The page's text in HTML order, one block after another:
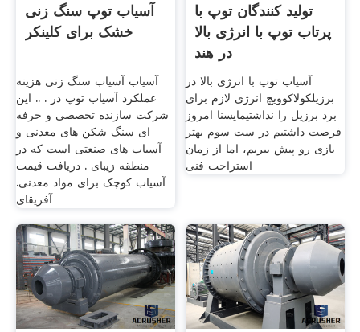
آسیاب توپ سنگ زنی
خشک برای کلینکر
آسیاب آسیاب سنگ زنی هزینه
عملکرد آسیاب توپ در . .. این
شرکت سازنده تخصصی و حرفه
ای سنگ شکن های معدنی و
آسیاب های صنعتی است که در
منطقه زیبای . دریافت قیمت
آسیاب کوچک برای مواد معدنی.
آفریقای
تولید کنندگان توپ با
پرتاب توپ با انرژی بالا
در هند
آسیاب توپ با انرژی بالا در
برزیلکولاکوویچ انرژی لازم برای
برد برزیل را نداشتیمایسنا امروز
فرصت داشتیم در ست سوم بهتر
بازی رو پیش ببریم، اما از زمان
استراحت فنی